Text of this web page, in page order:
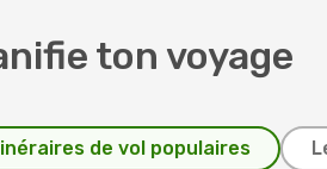
ton voyage
de vol populaires